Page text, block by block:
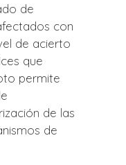
de
con
de acierto
que
permite
de las
de